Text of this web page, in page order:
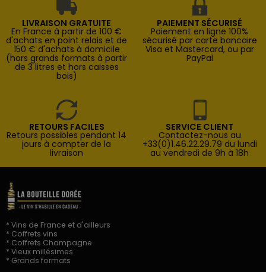
LIVRAISON GRATUITE
En France à partir de 100 €
d'achats en point relais et de
150 € d'achats à domicile
(hors grands formats à partir
de 3 litres et hors caisses
bois)
PAIEMENT SÉCURISÉ
Paiement en ligne 100%
sécurisé par carte bancaire
Visa et Mastercard, ou par
PayPal
RETOURS FACILES
Retours possibles pendant 14
jours à compter de la
livraison
SERVICE CLIENT
Contactez-nous au
+33(0)1.46.22.29.79 du lundi
au vendredi de 9h à 18h
* Vins de France et d'ailleurs
* Coffrets vins
* Coffrets Champagne
* Vieux millésimes
* Grands formats